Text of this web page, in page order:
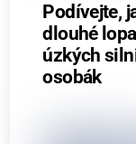
Podívejte,
dlouhé
úzkých
osobák